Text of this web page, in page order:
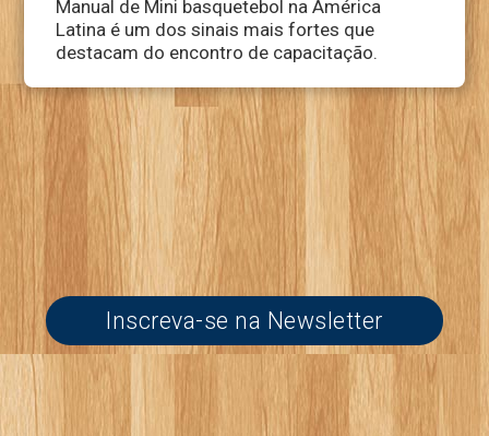
Manual de Mini basquetebol na América
Latina é um dos sinais mais fortes que
destacam do encontro de capacitação.
Inscreva-se na Newsletter